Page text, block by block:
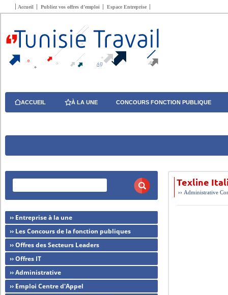
Accueil Publiez vos offres d’emploi Espace Entreprise
ACCUEIL À LA UNE CONCOURS FONCTION PUBLIQUE
Texline
›› Administrative
›› Entreprise à la une
›› Les Concours de la fonction publiques
›› Offres des Secteurs Leaders
›› Offres IT
›› Administrative
›› Emploi Centre d'Appel